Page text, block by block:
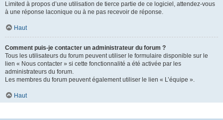
Limited à propos d’une utilisation de tierce partie de ce logiciel, attendez-vous
à une réponse laconique ou à ne pas recevoir de réponse.
Haut
Comment puis-je contacter un administrateur du forum ?
Tous les utilisateurs du forum peuvent utiliser le formulaire disponible sur le
lien « Nous contacter » si cette fonctionnalité a été activée par les
administrateurs du forum.
Les membres du forum peuvent également utiliser le lien « L’équipe ».
Haut